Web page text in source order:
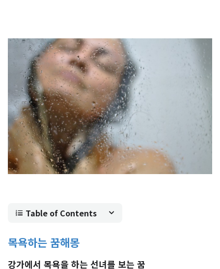
Table of Contents
목욕하는 꿈해몽
강가에서 목욕을 하는 선녀를 보는 꿈